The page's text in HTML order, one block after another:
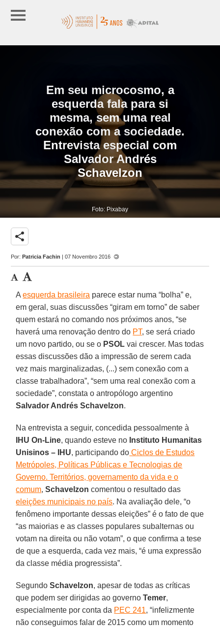
Em seu microcosmo, a
esquerda fala para si
mesma, sem uma real
conexão com a sociedade.
Entrevista especial com
Salvador Andrés
Schavelzon
Foto: Pixabay
share
Por:Patricia Fachin | 07 Novembro 2016
Aesquerda brasileira parece estar numa “bolha” e,
em geral, suas discussões “giram em torno” de saber
quem estará no comando nos próximos anos, “se
haverá uma renovação dentro do PT, se será criado
um novo partido, ou se o PSOL vai crescer. Mas todas
essas discussões dão a impressão de serem cada
vez mais marginalizadas, (...) sem conexão com a
classe trabalhadora”, “sem uma real conexão com a
sociedade”, constata o antropólogo argentino
Salvador Andrés Schavelzon.
Na entrevista a seguir, concedida pessoalmente à
IHU On-Line, quando esteve no Instituto Humanitas
Unisinos – IHU, participando do Ciclos de Estudos
Metrópoles, Políticas Públicas e Tecnologias de
Governo. Territórios, governamento da vida e o
comum,Schavelzon comentou o resultado das
eleições municipais no país. Na avaliação dele, “o
fenômeno importante dessas eleições” é o fato de que
“as maiorias e as classes populares subalternas ou
votam na direita ou não votam”, o que confirma a tese
de que a esquerda, cada vez mais, “é uma expressão
da classe média progressista”.
SegundoSchavelzon, apesar de todas as críticas
que podem ser dirigidas ao governoTemer,
especialmente por conta da PEC 241, “infelizmente
não conseguimos falar de 2015 como um momento